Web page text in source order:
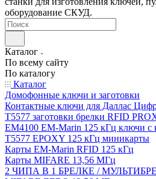
оборудование СКУД.
Каталог
По всему сайту
По каталогу
Каталог
Домофонные ключи и заготовки
Контактные ключи для Даллас
T5577 заготовки брелки RFID
EM4100 EM-Marin 125 кГц ключи с
T5577 EPOXY 125 кГц миникарты
Карты EM-Marin RFID 125 кГц
Карты MIFARE 13,56 МГц
2 ЧИПА В 1 БРЕЛКЕ /